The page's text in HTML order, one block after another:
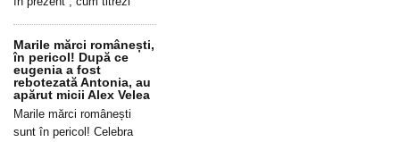
Marile mărci românești,
în pericol! După ce
eugenia a fost
rebotezată Antonia, au
apărut micii Alex Velea
Marile mărci românești
sunt în pericol! Celebra